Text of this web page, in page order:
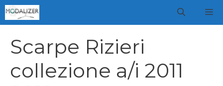
Vai
al
Scarpe Rizieri
collezione a/i 2011